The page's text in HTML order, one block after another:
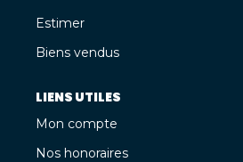
Estimer
Biens vendus
LIENS UTILES
Mon compte
Nos honoraires